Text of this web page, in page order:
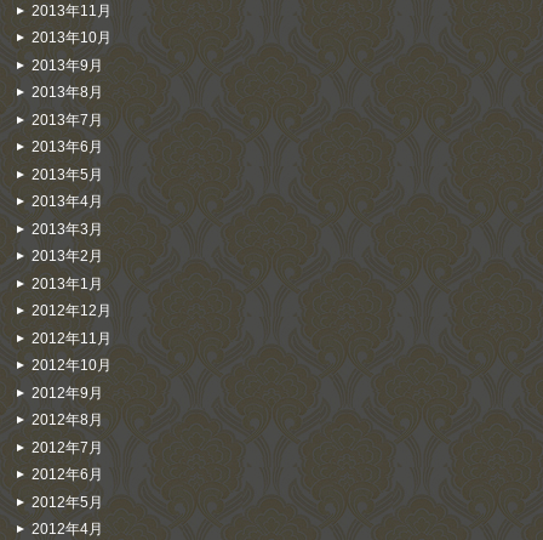
2013年11月
2013年10月
2013年9月
2013年8月
2013年7月
2013年6月
2013年5月
2013年4月
2013年3月
2013年2月
2013年1月
2012年12月
2012年11月
2012年10月
2012年9月
2012年8月
2012年7月
2012年6月
2012年5月
2012年4月